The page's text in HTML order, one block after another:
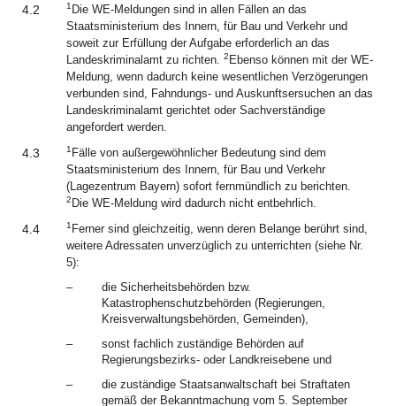
4.2 1 Die WE-Meldungen sind in allen Fällen an das
Staatsministerium des Innern, für Bau und Verkehr und
soweit zur Erfüllung der Aufgabe erforderlich an das
Landeskriminalamt zu richten. 2 Ebenso können mit der WE-
Meldung, wenn dadurch keine wesentlichen Verzögerungen
verbunden sind, Fahndungs- und Auskunftsersuchen an das
Landeskriminalamt gerichtet oder Sachverständige
angefordert werden.
4.3 1 Fälle von außergewöhnlicher Bedeutung sind dem
Staatsministerium des Innern, für Bau und Verkehr
(Lagezentrum Bayern) sofort fernmündlich zu berichten.
2 Die WE-Meldung wird dadurch nicht entbehrlich.
4.4 1 Ferner sind gleichzeitig, wenn deren Belange berührt sind,
weitere Adressaten unverzüglich zu unterrichten (siehe Nr.
5):
–
die Sicherheitsbehörden bzw.
Katastrophenschutzbehörden (Regierungen,
Kreisverwaltungsbehörden, Gemeinden),
–
sonst fachlich zuständige Behörden auf
Regierungsbezirks- oder Landkreisebene und
–
die zuständige Staatsanwaltschaft bei Straftaten
gemäß der Bekanntmachung vom 5. September